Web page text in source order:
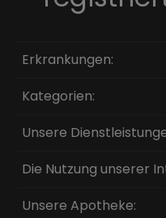
Erkrankungen:
Kategorien:
Unsere
Die Nutzung unserer
Unsere Apotheke: